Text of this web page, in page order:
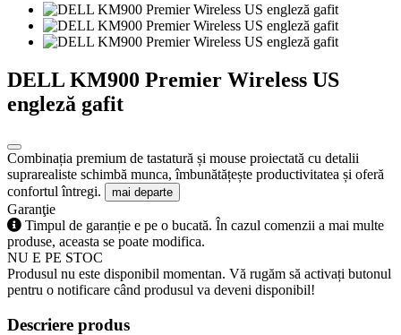
DELL KM900 Premier Wireless US
engleză gafit
Combinația premium de tastatură și mouse proiectată cu detalii
suprarealiste schimbă munca, îmbunătățește productivitatea și oferă
confortul întregi.
mai departe
Garanţie
Timpul de garanție e pe o bucată. În cazul comenzii a mai multe
produse, aceasta se poate modifica.
NU E PE STOC
Produsul nu este disponibil momentan. Vă rugăm să activați butonul
pentru o notificare când produsul va deveni disponibil!
Descriere produs